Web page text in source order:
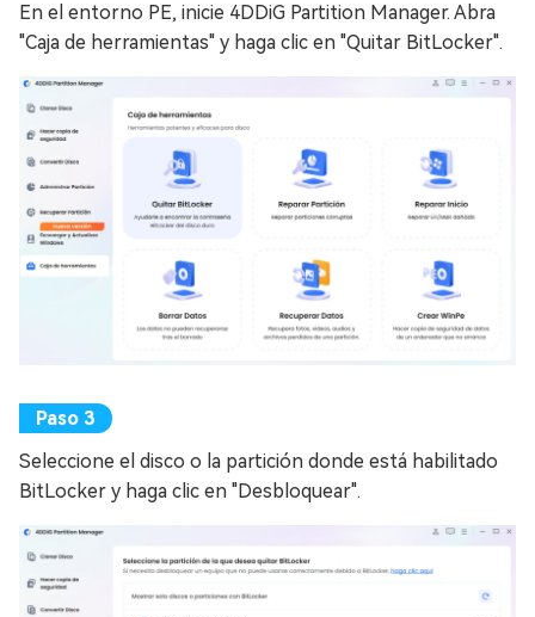
En el entorno PE, inicie 4DDiG Partition Manager. Abra
"Caja de herramientas" y haga clic en "Quitar BitLocker".
Seleccione el disco o la partición donde está habilitado
BitLocker y haga clic en "Desbloquear".